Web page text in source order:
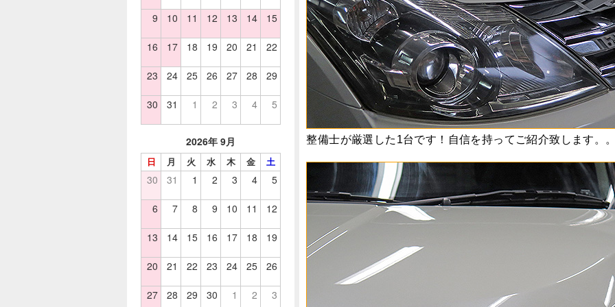
整備士が厳選した1台です！自信を持ってご紹介致します。
9 10 11 12 13 14 15
16 17 18 19 20 21 22
23 24 25 26 27 28 29
30 31 1 2 3 4 5
2026年 9月
日 月 火 水 木 金 土
30 31 1 2 3 4 5
6 7 8 9 10 11 12
13 14 15 16 17 18 19
20 21 22 23 24 25 26
27 28 29 30 1 2 3